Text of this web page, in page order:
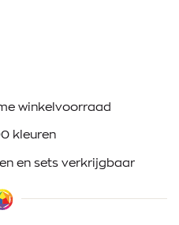
winkelvoorraad
kleuren
en sets verkrijgbaar